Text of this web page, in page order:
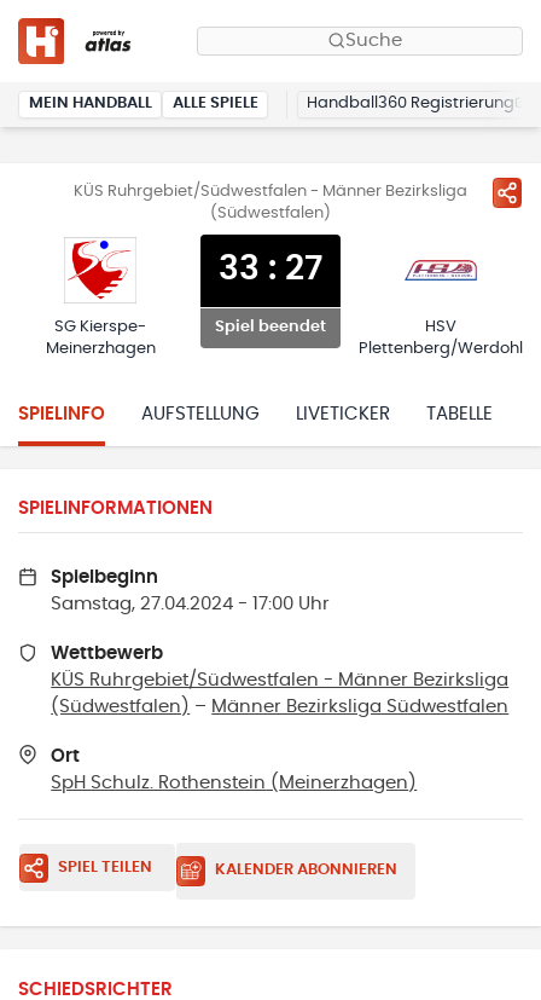
Suche
MEIN HANDBALL ALLE SPIELE Handball360 Registrierung
KÜS Ruhrgebiet/Südwestfalen - Männer Bezirksliga
(Südwestfalen)
SG Kierspe-
Meinerzhagen
33 : 27
Spiel beendet
HSV
Plettenberg/Werdohl
SPIELINFO AUFSTELLUNG LIVETICKER TABELLE
SPIELINFORMATIONEN
Spielbeginn
Samstag, 27.04.2024 - 17:00 Uhr
Wettbewerb
KÜS Ruhrgebiet/Südwestfalen - Männer Bezirksliga
(Südwestfalen) – Männer Bezirksliga Südwestfalen
Ort
SpH Schulz. Rothenstein ( Meinerzhagen )
SPIEL TEILEN KALENDER ABONNIEREN
SCHIEDSRICHTER